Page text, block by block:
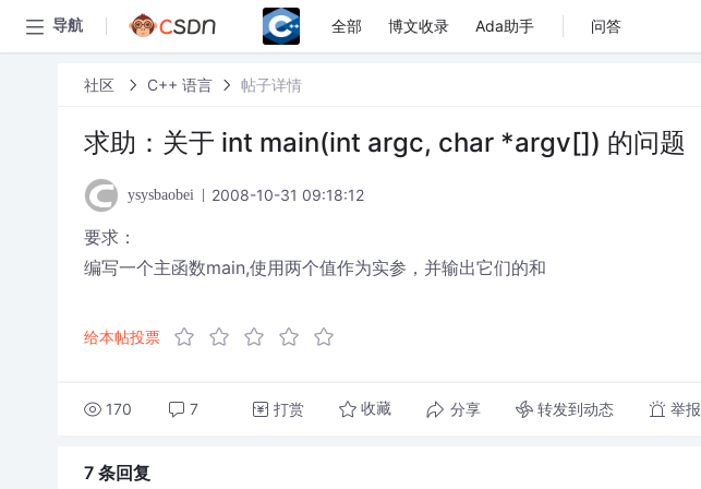
导航 全部 博文收录 Ada助手 问答
社区 C++ 语言 帖子详情
求助：关于 int main(int argc, char *argv[]) 的问题
ysysbaobei 2008-10-31 09:18:12
要求：
编写一个主函数main,使用两个值作为实参，并输出它们的和
给本帖投票
170 7 打赏 收藏 分享 转发到动态 举报
7 条回复